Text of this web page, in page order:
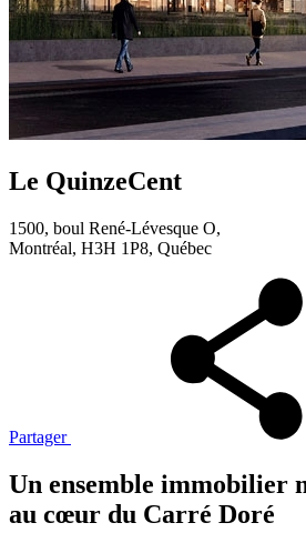
Le QuinzeCent
1500, boul René-Lévesque O,
Montréal, H3H 1P8, Québec
Partager
Un ensemble immobilier
au cœur du Carré Doré